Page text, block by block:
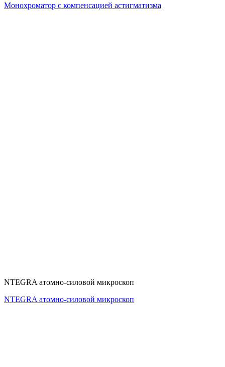
Монохроматор с компенсацией астигматизма
NTEGRA атомно-силовой микроскоп
NTEGRA атомно-силовой микроскоп